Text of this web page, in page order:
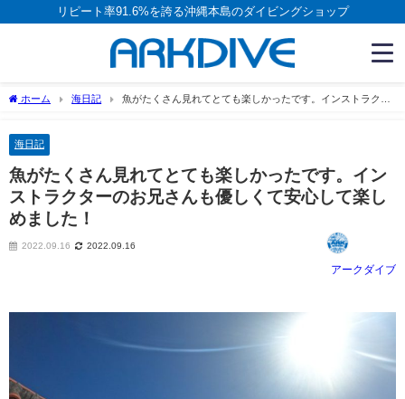
リピート率91.6%を誇る沖縄本島のダイビングショップ
ホーム 海日記
魚がたくさん見れてとても楽しかったです。インストラクタ
海日記
魚がたくさん見れてとても楽しかったです。イン
ストラクターのお兄さんも優しくて安心して楽し
めました！
2022.09.16 2022.09.16
アークダイブ